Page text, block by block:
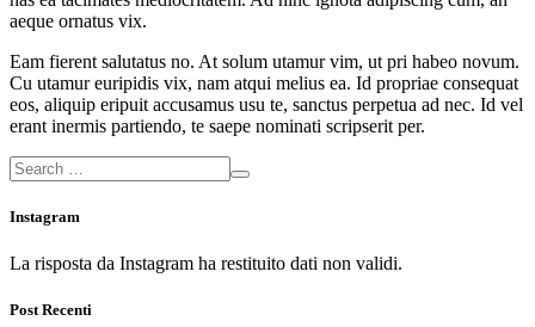
aeque ornatus vix.
Eam fierent salutatus no. At solum utamur vim, ut pri habeo novum.
Cu utamur euripidis vix, nam atqui melius ea. Id propriae consequat
eos, aliquip eripuit accusamus usu te, sanctus perpetua ad nec. Id vel
erant inermis partiendo, te saepe nominati scripserit per.
Instagram
La risposta da Instagram ha restituito dati non validi.
Post Recenti